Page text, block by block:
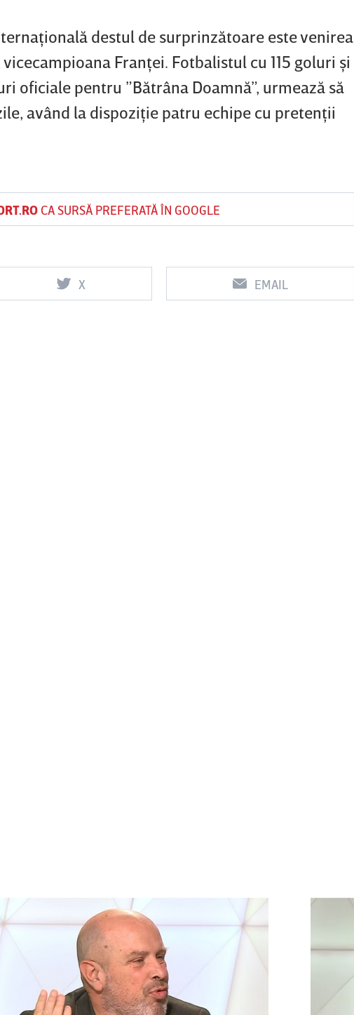
destul de surprinzătoare este venirea
Franţei. Fotbalistul cu 115 goluri şi
oficiale pentru ”Bătrâna Doamnă”, urmează să
având la dispoziţie patru echipe cu pretenţii
CA SURSĂ PREFERATĂ ÎN GOOGLE
X EMAIL